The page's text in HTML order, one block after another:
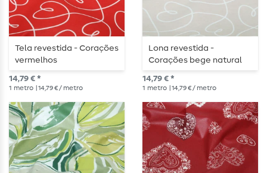
Tela revestida - Corações
vermelhos
14,79 € *
1 metro | 14,79 € / metro
Lona revestida -
Corações bege natural
14,79 € *
1 metro | 14,79 € / metro